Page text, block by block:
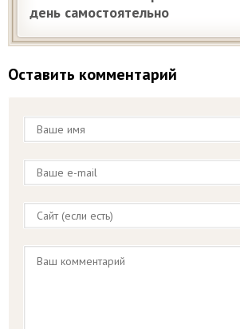
день самостоятельно
Оставить комментарий